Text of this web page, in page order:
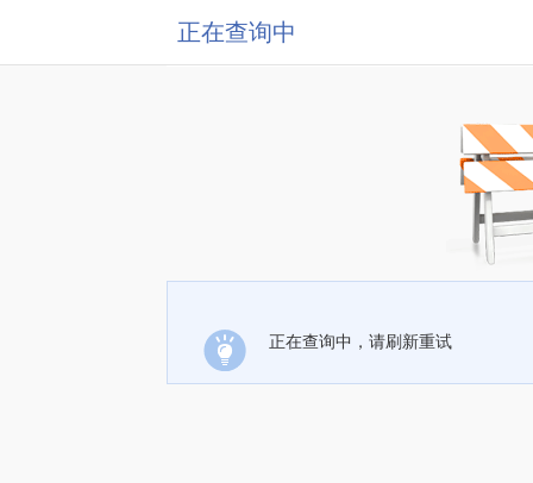
正在查询中
正在查询中，请刷新重试